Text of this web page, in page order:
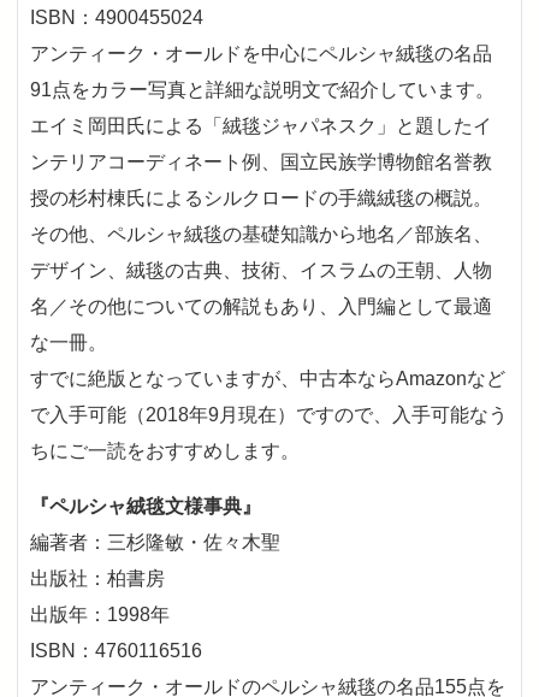
ISBN：4900455024
アンティーク・オールドを中心にペルシャ絨毯の名品
91点をカラー写真と詳細な説明文で紹介しています。
エイミ岡田氏による「絨毯ジャパネスク」と題したイ
ンテリアコーディネート例、国立民族学博物館名誉教
授の杉村棟氏によるシルクロードの手織絨毯の概説。
その他、ペルシャ絨毯の基礎知識から地名／部族名、
デザイン、絨毯の古典、技術、イスラムの王朝、人物
名／その他についての解説もあり、入門編として最適
な一冊。
すでに絶版となっていますが、中古本ならAmazonなど
で入手可能（2018年9月現在）ですので、入手可能なう
ちにご一読をおすすめします。
『ペルシャ絨毯文様事典』
編著者：三杉隆敏・佐々木聖
出版社：柏書房
出版年：1998年
ISBN：4760116516
アンティーク・オールドのペルシャ絨毯の名品155点を